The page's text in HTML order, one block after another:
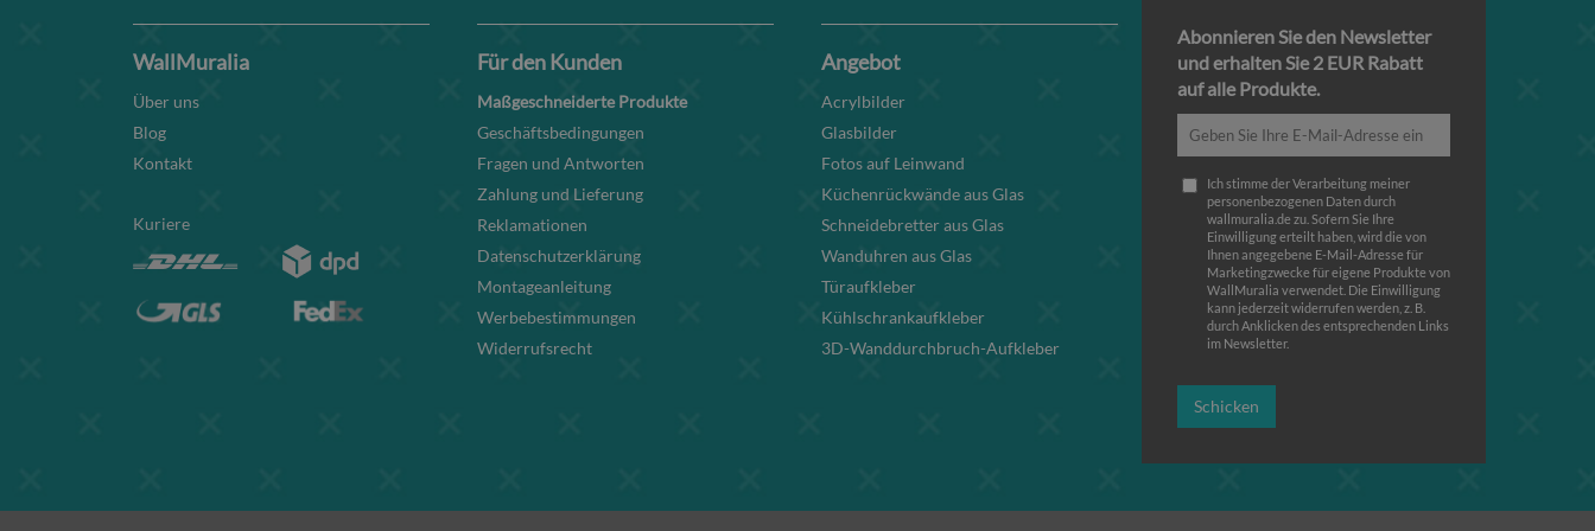
WallMuralia
Über uns
Blog
Kontakt
Kuriere
Für den Kunden
Maßgeschneiderte Produkte
Geschäftsbedingungen
Fragen und Antworten
Zahlung und Lieferung
Reklamationen
Datenschutzerklärung
Montageanleitung
Werbebestimmungen
Widerrufsrecht
Angebot
Acrylbilder
Glasbilder
Fotos auf Leinwand
Küchenrückwände aus Glas
Schneidebretter aus Glas
Wanduhren aus Glas
Türaufkleber
Kühlschrankaufkleber
3D-Wanddurchbruch-Aufkleber
Abonnieren Sie den Newsletter
und erhalten Sie 2 EUR Rabatt
auf alle Produkte.
Ich stimme der Verarbeitung meiner
personenbezogenen Daten durch
wallmuralia.de zu. Sofern Sie Ihre
Einwilligung erteilt haben, wird die von
Ihnen angegebene E-Mail-Adresse für
Marketingzwecke für eigene Produkte von
WallMuralia verwendet. Die Einwilligung
kann jederzeit widerrufen werden, z. B.
durch Anklicken des entsprechenden Links
im Newsletter.
Schicken